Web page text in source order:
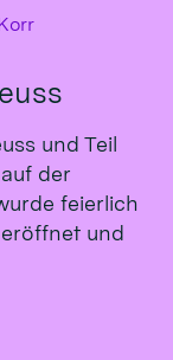
:
und Teil
der
feierlich
und